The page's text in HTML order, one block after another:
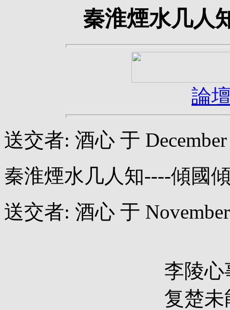
秦淮煙水几人
論
送交者: 酒心 于
秦淮煙水几人知----傾國
送交者: 酒心 于
李陵心事久風塵
复楚未能先覆楚